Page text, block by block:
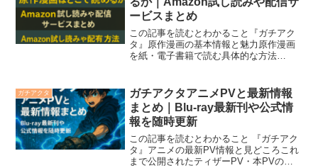
ービスまとめ
この記事を読むとわかること『ガチアク
タ』原作漫画の基本情報と魅力原作漫画
を紙・電子書籍で読む具体的な方法
ebookjapanなど対応サービス無料試し読
みができる...
ガチアクタ
ガチアクタアニメPVと最新情報
まとめ｜Blu-ray最新刊や公式情
報を随時更新
この記事を読むとわかること 『ガチアク
タ』アニメの最新PV情報と見どころこれ
まで公開されたティザーPV・本PVの一